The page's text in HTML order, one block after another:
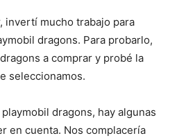
invertí mucho trabajo para
dragons. Para probarlo,
a comprar y probé la
seleccionamos.
dragons, hay algunas
en cuenta. Nos complacería